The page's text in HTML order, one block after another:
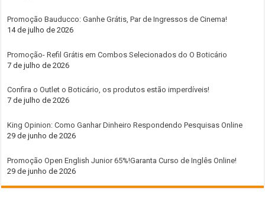
Promoção Bauducco: Ganhe Grátis, Par de Ingressos de Cinema!
14 de julho de 2026
Promoção- Refil Grátis em Combos Selecionados do O Boticário
7 de julho de 2026
Confira o Outlet o Boticário, os produtos estão imperdíveis!
7 de julho de 2026
King Opinion: Como Ganhar Dinheiro Respondendo Pesquisas Online
29 de junho de 2026
Promoção Open English Junior 65%!Garanta Curso de Inglês Online!
29 de junho de 2026